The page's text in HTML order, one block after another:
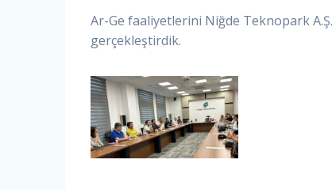
Ar-Ge faaliyetlerini Niğde Teknopark
gerçekleştirdik.